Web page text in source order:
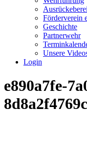
Förderverein
Geschichte
Partnerwehr
Unsere
Login
e890a7fe-